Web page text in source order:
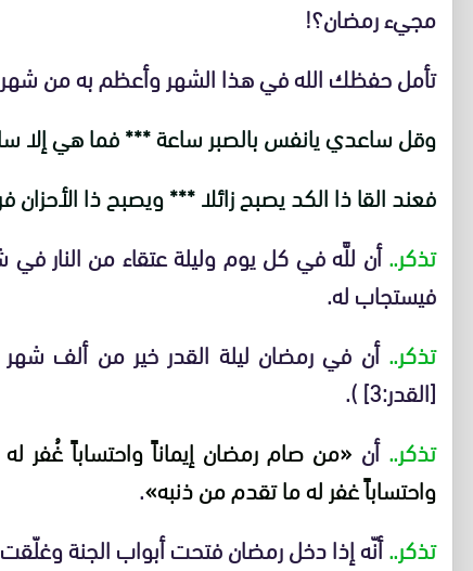
مجيء رمضان؟!
تأمل حفظك الله في هذا الشهر وأعظم به من
وقل ساعدي يانفس بالصبر ساعة *** فما هي إلا
فعند القا ذا الكد يصبح زائلا *** ويصبح ذا الأحزان
تذكر..أن للَّه في كل يوم وليلة عتقاء من النار
فيستجاب له.
تذكر..أن في رمضان ليلة القدر خير من ألف
[القدر:3] ).
تذكر..أن «من صام رمضان إيماناً واحتساباً غُفر
واحتساباً غفر له ما تقدم من ذنبه».
تذكر..أنّه إذا دخل رمضان فتحت أبواب الجنة